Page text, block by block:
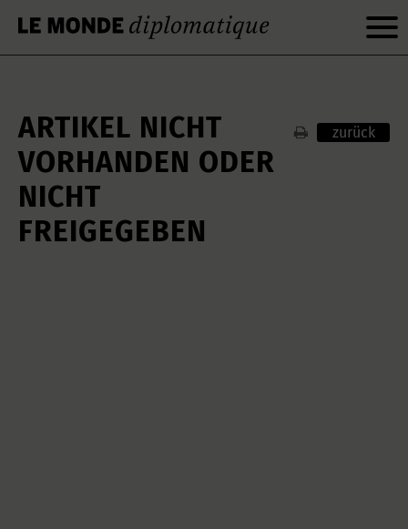
ARTIKEL NICHT
VORHANDEN ODER
NICHT
FREIGEGEBEN
zurück